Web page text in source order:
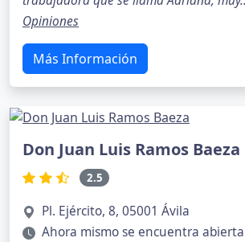
Opiniones
Más Información
Don Juan Luis Ramos Baeza
2.5
Pl. Ejército, 8, 05001 Ávila
Ahora mismo se encuentra